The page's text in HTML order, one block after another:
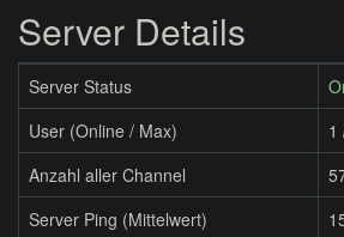
Server Details
Server Status
User (Online / Max)
1
Anzahl aller Channel
Server Ping (Mittelwert)